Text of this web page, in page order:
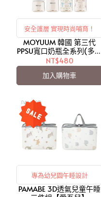
安全護層 實現時尚哺育！
MOYUUM 韓國 第三代
PPSU寬口奶瓶全系列(多款
可選)【愛吾兒】
NT$480
加入購物車
專為幼兒園午睡設計
PAMABE 3D透氣兒童午睡